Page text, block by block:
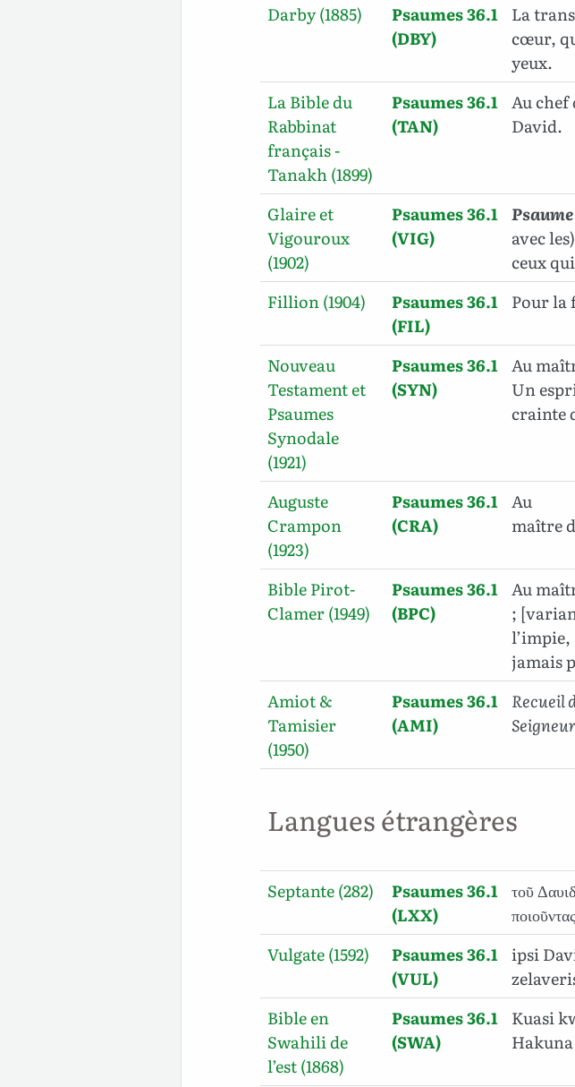
Darby (1885)
Psaumes 36.1
(DBY)
La
cœur,
yeux.
La Bible du
Rabbinat
français -
Tanakh (1899)
Psaumes 36.1
(TAN)
Au chef
David.
Glaire et
Vigouroux
(1902)
Psaumes 36.1
(VIG)
avec
ceux
Fillion (1904)
Psaumes 36.1
(FIL)
Pour la
Nouveau
Testament et
Psaumes
Synodale
(1921)
Psaumes 36.1
(SYN)
Au
Un
crainte
Auguste
Crampon
(1923)
Psaumes 36.1
(CRA)
Au
maître
Bible Pirot-
Clamer (1949)
Psaumes 36.1
(BPC)
Au
;
l’impie,
jamais
Amiot &
Tamisier
(1950)
Psaumes 36.1
(AMI)
Recueil
Langues étrangères
Septante (282)
Psaumes 36.1
(LXX)
τοῦ
Vulgate (1592)
Psaumes 36.1
(VUL)
ipsi
Bible en
Swahili de
l’est (1868)
Psaumes 36.1
(SWA)
Kuasi